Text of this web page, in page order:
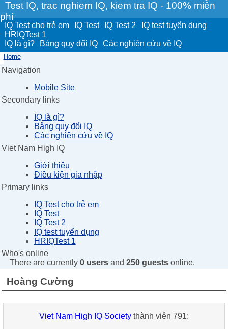
Test IQ, trac nghiem IQ, kiem tra IQ - 100% miễn
phí
IQ Test cho trẻ em IQ Test IQ Test 2
IQ test tuyển dụng
HRIQTest 1
IQ là gì?
Bảng quy đổi IQ Các nghiên cứu về IQ
Home
Navigation
Mobile Site
Secondary links
IQ là gì?
Bảng quy đổi IQ
Các nghiên cứu về IQ
Viet Nam High IQ
Giới thiệu
Điều kiện gia nhập
Primary links
IQ Test cho trẻ em
IQ Test
IQ Test 2
IQ test tuyển dụng
HRIQTest 1
Who's online
There are currently 0 usersand 250 guestsonline.
Hoàng Cường
Viet Nam High IQ Societythành viên 791: